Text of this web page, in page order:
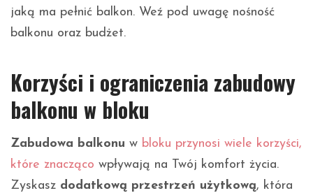
jaką ma pełnić balkon. Weź pod uwagę nośność
balkonu oraz budżet.
Korzyści i ograniczenia zabudowy
balkonu w bloku
Zabudowa balkonu w bloku przynosi wiele korzyści,
które znacząco wpływają na Twój komfort życia.
Zyskasz dodatkową przestrzeń użytkową, która